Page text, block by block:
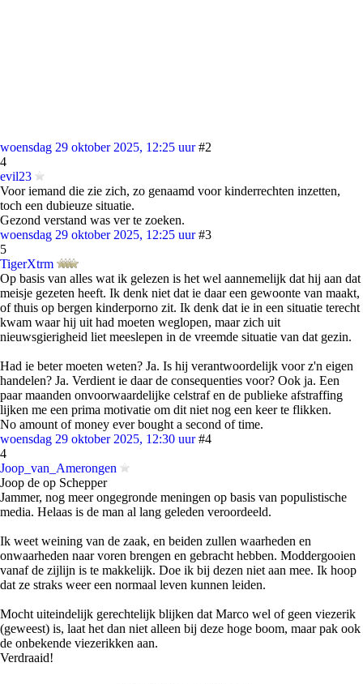
woensdag 29 oktober 2025, 12:25 uur #2
4
evil23
Voor iemand die zie zich, zo genaamd voor kinderrechten inzetten,
toch een dubieuze situatie.
Gezond verstand was ver te zoeken.
woensdag 29 oktober 2025, 12:25 uur #3
5
TigerXtrm
Op basis van alles wat ik gelezen is het wel aannemelijk dat hij aan dat
meisje gezeten heeft. Ik denk niet dat ie daar een gewoonte van maakt,
of thuis op bergen kinderporno zit. Ik denk dat ie in een situatie terecht
kwam waar hij uit had moeten weglopen, maar zich uit
nieuwsgierigheid liet meeslepen in de vreemde situatie van dat gezin.
Had ie beter moeten weten? Ja. Is hij verantwoordelijk voor z'n eigen
handelen? Ja. Verdient ie daar de consequenties voor? Ook ja. Een
paar maanden onvoorwaardelijke celstraf en de publieke afstraffing
lijken me een prima motivatie om dit niet nog een keer te flikken.
No amount of money ever bought a second of time.
woensdag 29 oktober 2025, 12:30 uur #4
4
Joop_van_Amerongen
Joop de op Schepper
Jammer, nog meer ongegronde meningen op basis van populistische
media. Helaas is de man al lang geleden veroordeeld.
Ik weet weining van de zaak, en beiden zullen waarheden en
onwaarheden naar voren brengen en gebracht hebben. Moddergooien
vanaf de zijlijn is te makkelijk. Doe ik bij dezen niet aan mee. Ik hoop
dat ze straks weer een normaal leven kunnen leiden.
Mocht uiteindelijk gerechtelijk blijken dat Marco wel of geen viezerik
(geweest) is, laat het dan niet alleen bij deze hoge boom, maar pak ook
de onbekende viezerikken aan.
Verdraaid!